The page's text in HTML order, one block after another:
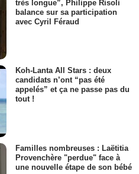
très longue”, Philippe Risoli
balance sur sa participation
avec Cyril Féraud
Koh-Lanta All Stars : deux
candidats n’ont “pas été
appelés” et ça ne passe pas du
tout !
Familles nombreuses : Laëtitia
Provenchère "perdue" face à
une nouvelle étape de son bébé